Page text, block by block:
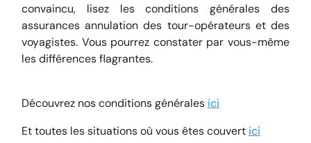
convaincu, lisez les conditions générales des
assurances annulation des tour-opérateurs et des
voyagistes. Vous pourrez constater par vous-même
les différences flagrantes.
Découvrez nos conditions générales ici
Et toutes les situations où vous êtes couvert ici